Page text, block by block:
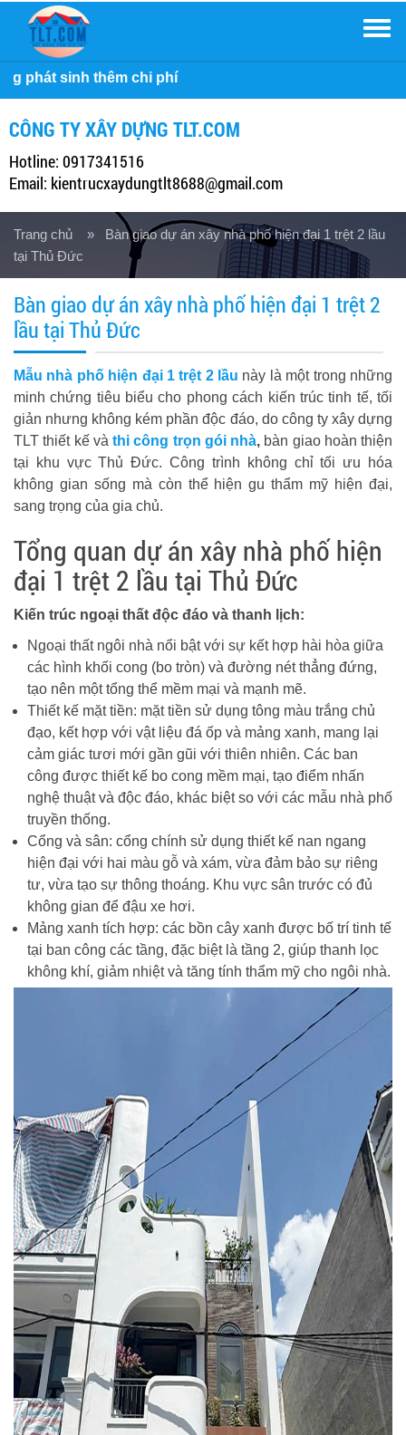
CÔNG TY XÂY DỰNG TLT.COM
Hotline: 0917341516
Email: kientrucxaydungtlt8688@gmail.com
Trang chủ » Bàn giao dự án xây nhà phố hiện đại 1 trệt 2 lầu
tại Thủ Đức
Bàn giao dự án xây nhà phố hiện đại 1 trệt 2
lầu tại Thủ Đức
Mẫu nhà phố hiện đại 1 trệt 2 lầu này là một trong những
minh chứng tiêu biểu cho phong cách kiến trúc tinh tế, tối
giản nhưng không kém phần độc đáo, do công ty xây dựng
TLT thiết kế và thi công trọn gói nhà, bàn giao hoàn thiện
tại khu vực Thủ Đức. Công trình không chỉ tối ưu hóa
không gian sống mà còn thể hiện gu thẩm mỹ hiện đại,
sang trọng của gia chủ.
Tổng quan dự án xây nhà phố hiện
đại 1 trệt 2 lầu tại Thủ Đức
Kiến trúc ngoại thất độc đáo và thanh lịch:
Ngoại thất ngôi nhà nổi bật với sự kết hợp hài hòa giữa
các hình khối cong (bo tròn) và đường nét thẳng đứng,
tạo nên một tổng thể mềm mại và mạnh mẽ.
Thiết kế mặt tiền: mặt tiền sử dụng tông màu trắng chủ
đạo, kết hợp với vật liệu đá ốp và mảng xanh, mang lại
cảm giác tươi mới gần gũi với thiên nhiên. Các ban
công được thiết kế bo cong mềm mại, tạo điểm nhấn
nghệ thuật và độc đáo, khác biệt so với các mẫu nhà phố
truyền thống.
Cổng và sân: cổng chính sử dụng thiết kế nan ngang
hiện đại với hai màu gỗ và xám, vừa đảm bảo sự riêng
tư, vừa tạo sự thông thoáng. Khu vực sân trước có đủ
không gian để đậu xe hơi.
Mảng xanh tích hợp: các bồn cây xanh được bố trí tinh tế
tại ban công các tầng, đặc biệt là tầng 2, giúp thanh lọc
không khí, giảm nhiệt và tăng tính thẩm mỹ cho ngôi nhà.